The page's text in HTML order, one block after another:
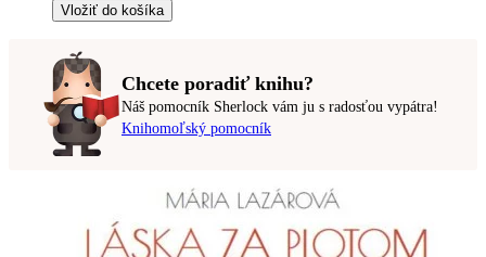
Vložiť do košíka
Chcete poradiť knihu?
Náš pomocník Sherlock vám ju s radosťou vypátra!
Knihomoľský pomocník